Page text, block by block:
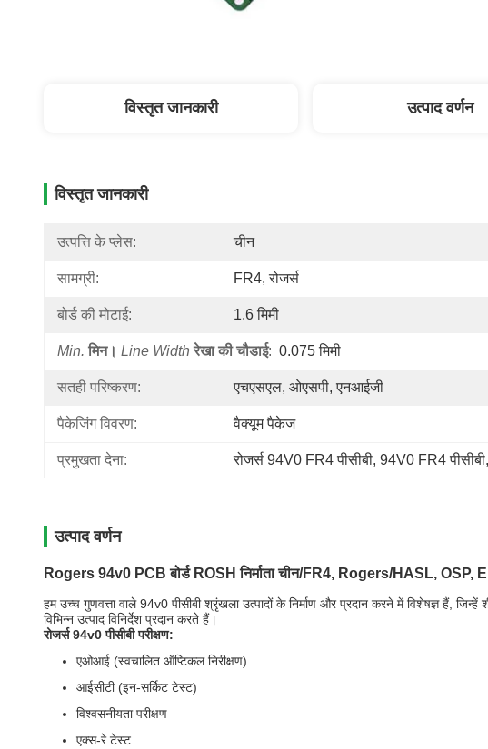
विस्तृत जानकारी उत्पाद वर्णन
विस्तृत जानकारी
उत्पत्ति के प्लेस: चीन
सामग्री: FR4, रोजर्स
बोर्ड की मोटाई: 1.6 मिमी
Min. मिन। Line Width रेखा की चौडाई: 0.075 मिमी
सतही परिष्करण: एचएसएल, ओएसपी, एनआईजी
पैकेजिंग विवरण: वैक्यूम पैकेज
प्रमुखता देना: रोजर्स 94V0 FR4 पीसीबी, 94V0 FR4 पीसीबी,
उत्पाद वर्णन
Rogers 94v0 PCB बोर्ड ROSH निर्माता चीन/FR4, Rogers/HASL,
हम उच्च गुणवत्ता वाले 94v0 पीसीबी श्रृंखला उत्पादों के निर्माण और प्रदान करने में विशेषज्ञ हैं,
विभिन्न उत्पाद विनिर्देश प्रदान करते हैं।
रोजर्स 94v0 पीसीबी परीक्षण:
एओआई (स्वचालित ऑप्टिकल निरीक्षण)
आईसीटी (इन-सर्किट टेस्ट)
विश्वसनीयता परीक्षण
एक्स-रे टेस्ट